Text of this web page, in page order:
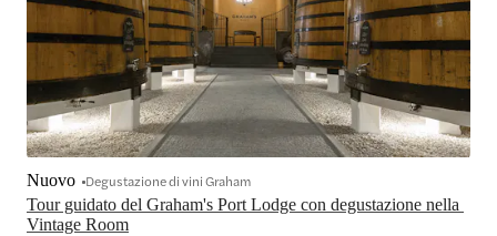
Tour guidato del Graham's Port Lodge con degustazione nella
Vintage Room
Nuovo Degustazione di vini Graham